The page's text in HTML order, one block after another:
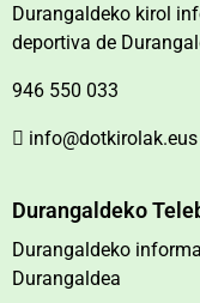
Durangaldeko kirol
deportiva de
946 550 033
info@dotkirolak.eus
Durangaldeko
Durangaldeko
Durangaldea